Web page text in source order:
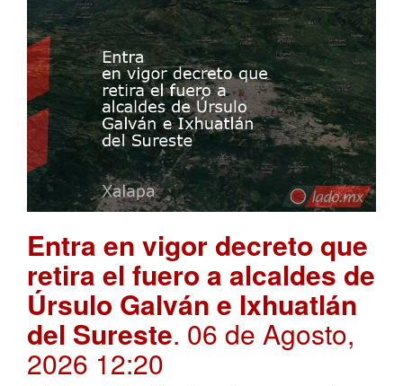
Entra en vigor decreto que
retira el fuero a alcaldes de
Úrsulo Galván e Ixhuatlán
del Sureste. 06 de Agosto,
2026 12:20